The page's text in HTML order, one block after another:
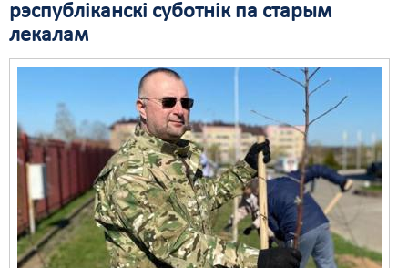
рэспубліканскі суботнік па старым
лекалам